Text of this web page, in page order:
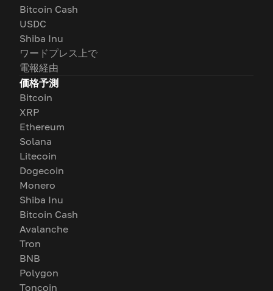
Bitcoin Cash
USDC
Shiba Inu
ワードプレス上で
電報経由
価格予測
Bitcoin
XRP
Ethereum
Solana
Litecoin
Dogecoin
Monero
Shiba Inu
Bitcoin Cash
Avalanche
Tron
BNB
Polygon
Toncoin